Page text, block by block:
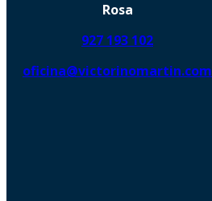
Rosa
927 193 102
oficina@victorinomartin.com